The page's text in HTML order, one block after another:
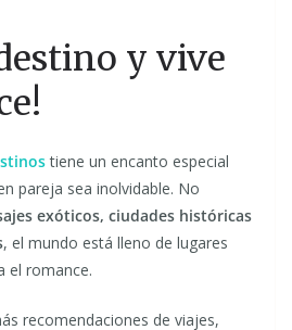
y vive
tiene un encanto especial
pareja sea inolvidable. No
exóticos, ciudades históricas
, el mundo está lleno de lugares
el romance.
recomendaciones de viajes,